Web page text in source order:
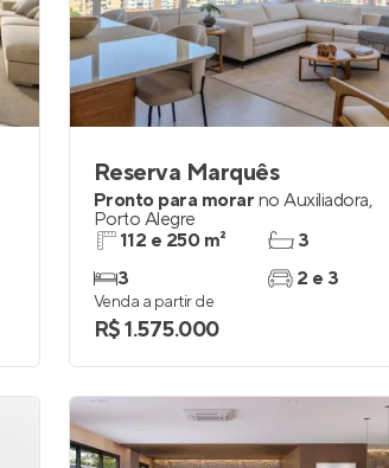
Reserva Marquês
Pronto para morar no Auxiliadora,
Porto Alegre
112 e 250 m²
3
3
2 e 3
Venda a partir de
R$ 1.575.000